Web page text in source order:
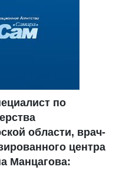
по
области, врач-
центра
Манцагова: